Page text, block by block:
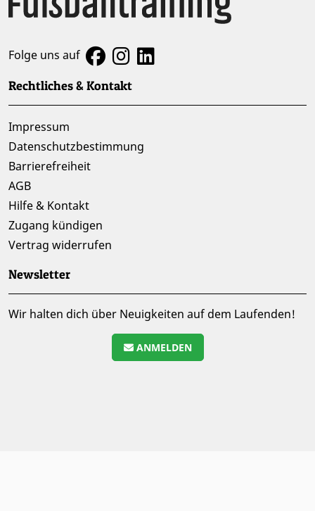
Folge uns auf
Rechtliches & Kontakt
Impressum
Datenschutzbestimmung
Barrierefreiheit
AGB
Hilfe & Kontakt
Zugang kündigen
Vertrag widerrufen
Newsletter
Wir halten dich über Neuigkeiten auf dem Laufenden!
ANMELDEN